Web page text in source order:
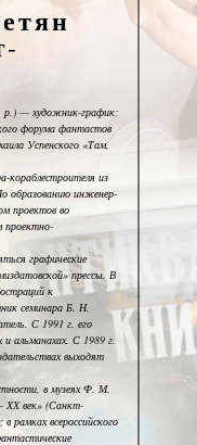
р.) — художник-график;
форума фантастов
Успенского «Там,
кораблестроителя из
образованию инженер-
проектов во
графические
прессы. В
к
семинара Б. Н.
С 1991 г. его
и альманахах. С 1989 г.
выходят
в музеях Ф. М.
ХХ век» (Санкт-
рамках всероссийского